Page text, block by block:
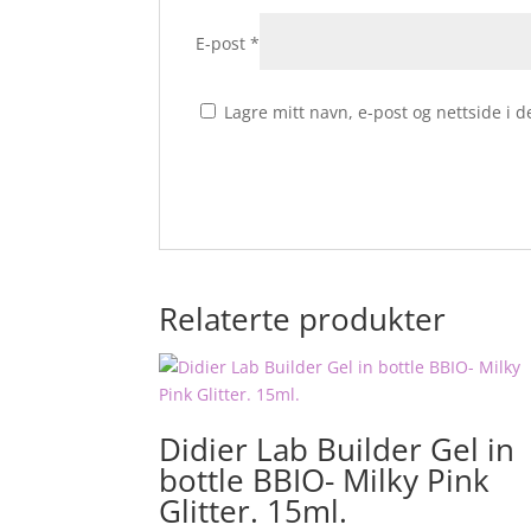
E-post*
Lagre mitt navn, e-post og nettside i
Relaterte produkter
Didier Lab Builder Gel in
bottle BBIO- Milky Pink
Glitter. 15ml.